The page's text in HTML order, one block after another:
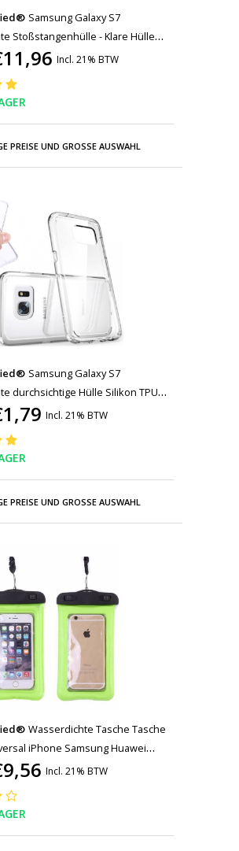
Samsung Galaxy S7
Stoßstangenhülle - Klare Hülle
Shock Incl. 21% BTW
PREISE UND GROSSE AUSWAHL
Samsung Galaxy S7
durchsichtige Hülle Silikon TPU
Incl. 21% BTW
PREISE UND GROSSE AUSWAHL
Wasserdichte Tasche Tasche
iPhone Samsung Huawei
5,8 "AirbagIncl. 21% BTW